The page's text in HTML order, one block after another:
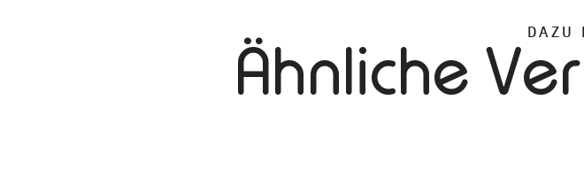
DAZU
Ähnliche